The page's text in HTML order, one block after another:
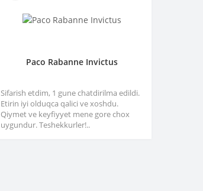
Paco Rabanne Invictus
Sifarish etdim, 1 gune chatdirilma edildi.
Etirin iyi olduqca qalici ve xoshdu.
Qiymet ve keyfiyyet mene gore chox
uygundur. Teshekkurler!..